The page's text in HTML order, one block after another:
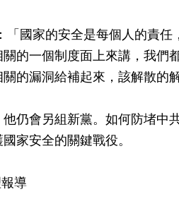
國家的安全是每個人的責任
的一個制度面上來講，我們
的漏洞給補起來，該解散的解
仍會另組新黨。如何防堵中
家安全的關鍵戰役。
導